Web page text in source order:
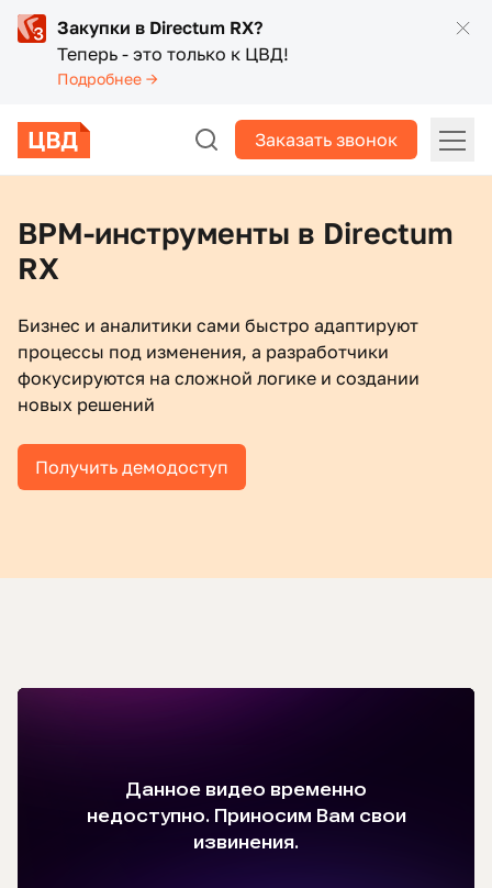
Закупки в Directum RX?
Теперь - это только к ЦВД!
Подробнее →
Заказать звонок
BPM-инструменты в Directum
RX
Бизнес и аналитики сами быстро адаптируют
процессы под изменения, а разработчики
фокусируются на сложной логике и создании
новых решений
Получить демодоступ